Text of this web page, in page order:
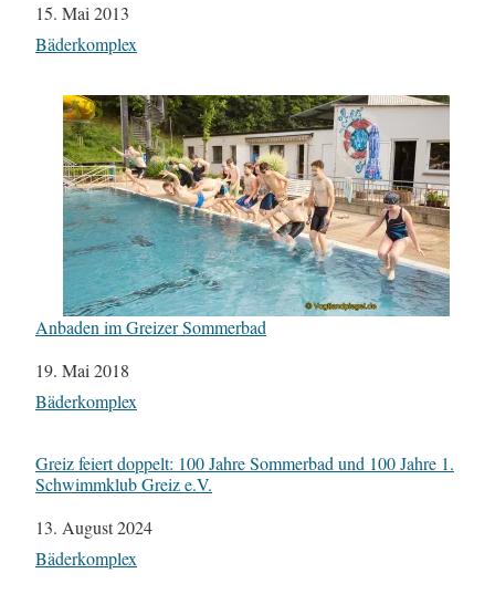
Datum
15. Mai 2013
In Bezug auf
Bäderkomplex
Anbaden im Greizer Sommerbad
Datum
19. Mai 2018
In Bezug auf
Bäderkomplex
Greiz feiert doppelt: 100 Jahre Sommerbad und 100 Jahre 1.
Schwimmklub Greiz e.V.
Datum
13. August 2024
In Bezug auf
Bäderkomplex